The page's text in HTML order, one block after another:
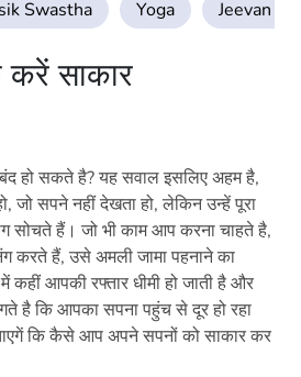
Swastha Yoga Jeevan
साकार
हो सकते है? यह सवाल इसलिए अहम है,
जो सपने नहीं देखता हो, लेकिन उन्हें पूरा
सोचते हैं। जो भी काम आप करना चाहते है,
करते हैं, उसे अमली जामा पहनाने का
आपकी रफ्तार धीमी हो जाती है और
है कि आपका सपना पहुंच से दूर हो रहा
कि कैसे आप अपने सपनों को साकार कर